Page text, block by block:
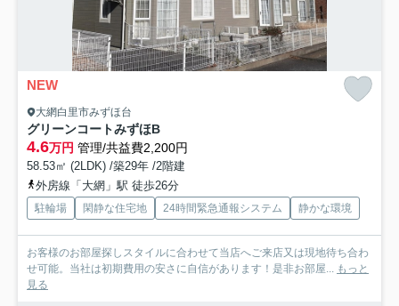
NEW
大網白里市みずほ台
グリーンコートみずほB
4.6万円 管理/共益費2,200円
58.53㎡ (2LDK) /築29年 /2階建
外房線「大網」駅 徒歩26分
駐輪場 閑静な住宅地 24時間緊急通報システム 静かな環境
お客様のお部屋探しスタイルに合わせて当店へご来店又は現地待ち合わ
せ可能。当社は初期費用の安さに自信があります！是非お部屋... もっと
見る